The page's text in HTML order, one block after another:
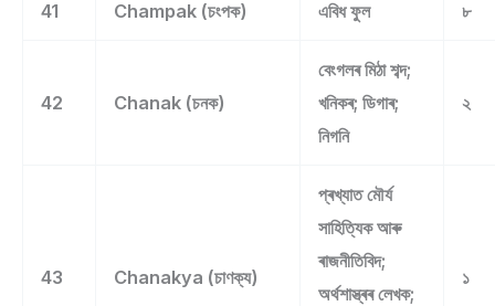
41 Champak (চংপক) এবিধ ফুল ৮
42 Chanak (চনক)
বেংগলৰ মিঠা শব্দ;
খনিকৰ; ডিগাৰ;
নিগনি
২
43 Chanakya (চাণক্য)
প্ৰখ্যাত মৌৰ্য
সাহিত্যিক আৰু
ৰাজনীতিবিদ;
অৰ্থশাস্ত্ৰৰ লেখক;
১